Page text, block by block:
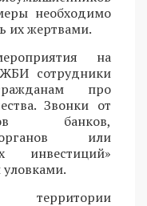
необходимо
их жертвами.
на
сотрудники
про
Звонки от
банков,
органов или
инвестиций»